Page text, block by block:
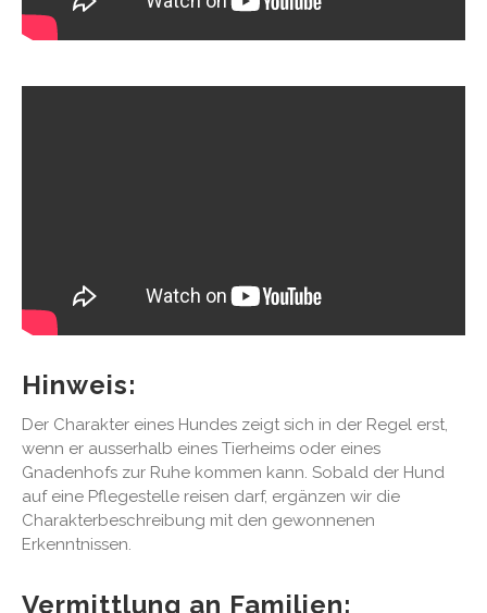
Hinweis:
Der Charakter eines Hundes zeigt sich in der Regel erst,
wenn er ausserhalb eines Tierheims oder eines
Gnadenhofs zur Ruhe kommen kann. Sobald der Hund
auf eine Pflegestelle reisen darf, ergänzen wir die
Charakterbeschreibung mit den gewonnenen
Erkenntnissen.
Vermittlung an Familien: